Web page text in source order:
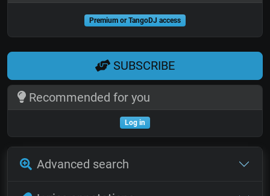
Premium or TangoDJ access
SUBSCRIBE
Recommended for you
Log in
Advanced search